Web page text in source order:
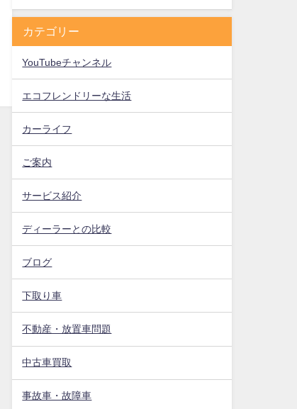
カテゴリー
YouTubeチャンネル
エコフレンドリーな生活
カーライフ
ご案内
サービス紹介
ディーラーとの比較
ブログ
下取り車
不動産・放置車問題
中古車買取
事故車・故障車